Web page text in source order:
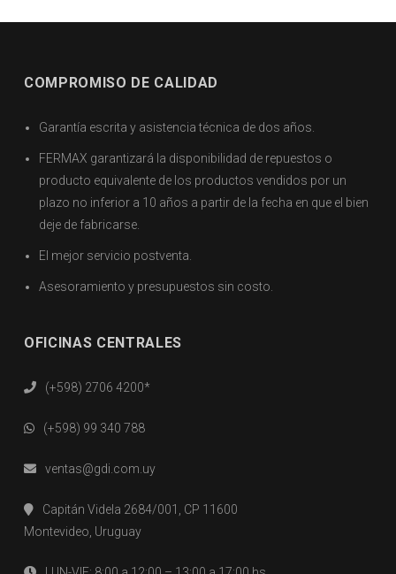
COMPROMISO DE CALIDAD
Garantía escrita y asistencia técnica de dos años.
FERMAX garantizará la disponibilidad de repuestos o
producto equivalente de los productos vendidos por un
plazo no inferior a 10 años a partir de la fecha en que el bien
deje de fabricarse.
El mejor servicio postventa.
Asesoramiento y presupuestos sin costo.
OFICINAS CENTRALES
(+598) 2706 4200*
(+598) 99 340 788
ventas@gdi.com.uy
Capitán Videla 2684/001, CP 11600
Montevideo, Uruguay